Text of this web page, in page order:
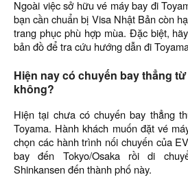
Ngoài việc sở hữu vé máy bay đi
bạn cần chuẩn bị Visa Nhật Bản còn
trang phục phù hợp mùa. Đặc biệt,
bản đồ để tra cứu hướng dẫn đi
Hiện nay có chuyến bay thẳng
không?
Hiện tại chưa có chuyến bay thẳng
Toyama. Hành khách muốn đặt vé
chọn các hành trình nối chuyến của
bay đến Tokyo/Osaka rồi di
Shinkansen đến thành phố này.